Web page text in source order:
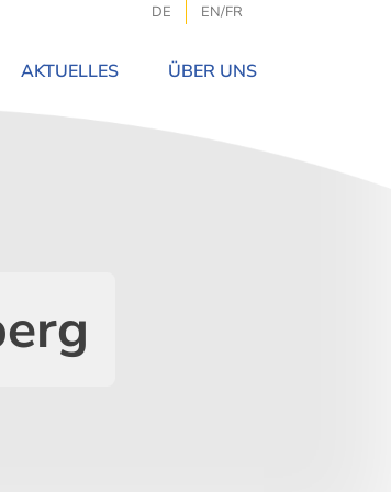
DE EN/FR
AKTUELLES ÜBER UNS